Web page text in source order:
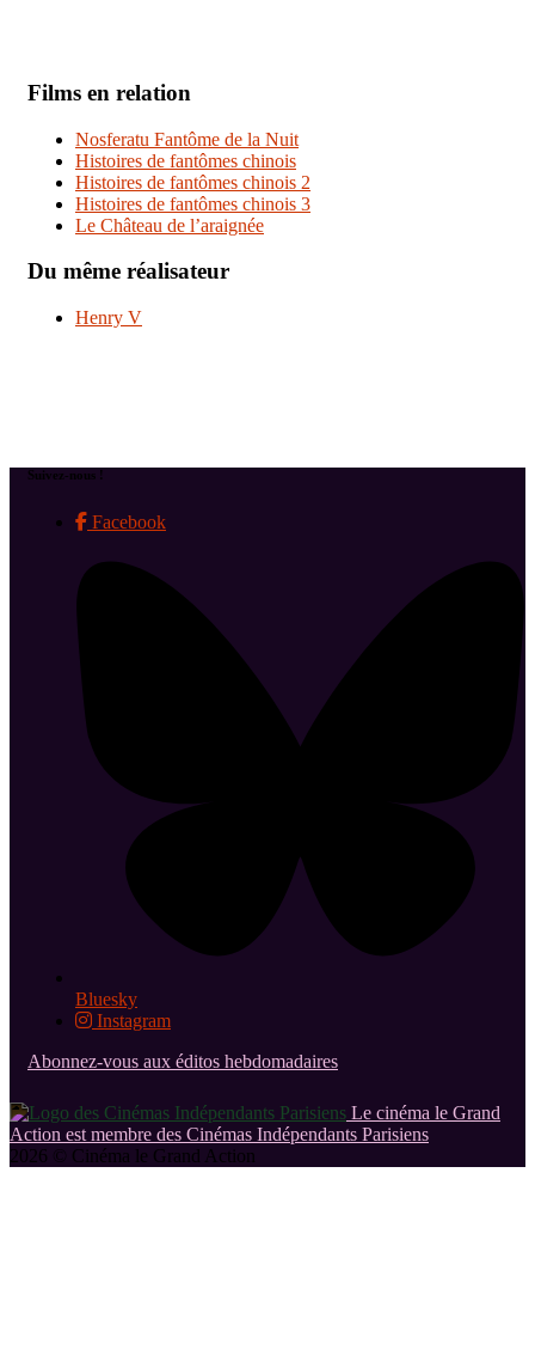
Films en relation
Nosferatu Fantôme de la Nuit
Histoires de fantômes chinois
Histoires de fantômes chinois 2
Histoires de fantômes chinois 3
Le Château de l’araignée
Du même réalisateur
Henry V
Suivez-nous !
Facebook
Bluesky
Instagram
Abonnez-vous aux éditos hebdomadaires
Le cinéma le Grand
Action est membre des Cinémas Indépendants Parisiens
2026 © Cinéma le Grand Action